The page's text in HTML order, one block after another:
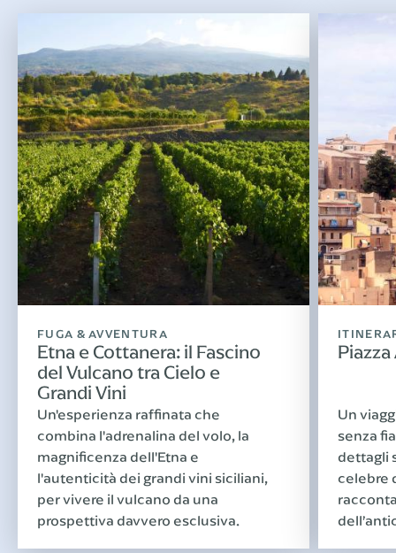
FUGA & AVVENTURA
Etna e Cottanera: il Fascino
del Vulcano tra Cielo e
Grandi Vini
Un'esperienza raffinata che
combina l'adrenalina del volo, la
magnificenza dell'Etna e
l'autenticità dei grandi vini siciliani,
per vivere il vulcano da una
prospettiva davvero esclusiva.
Un
senza
dettagli
celebre